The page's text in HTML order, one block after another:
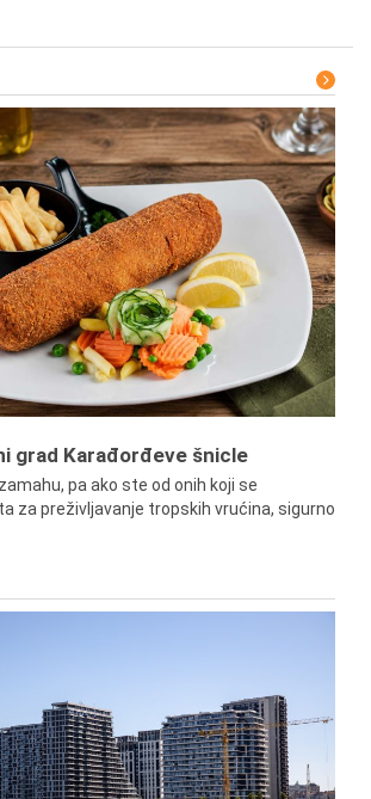
grad Karađorđeve šnicle
pa ako ste od onih koji se
za preživljavanje tropskih vrućina, sigurno